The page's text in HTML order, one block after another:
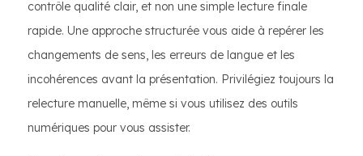
contrôle qualité clair, et non une simple lecture finale
rapide. Une approche structurée vous aide à repérer les
changements de sens, les erreurs de langue et les
incohérences avant la présentation. Privilégiez toujours la
relecture manuelle, même si vous utilisez des outils
numériques pour vous assister.